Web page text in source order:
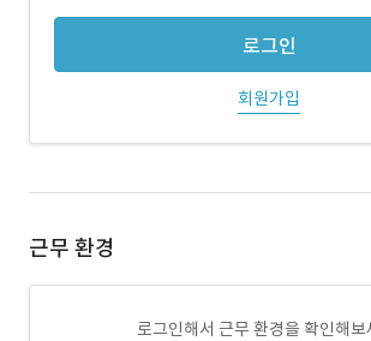
로그인
회원가입
근무 환경
로그인해서 근무 환경을 확인해보